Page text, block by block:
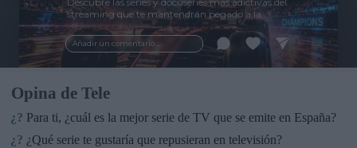
Añadir un comentario ...
streaming que te mantendrán pegado a la
pantalla. 💥 De dramas épicos a risas puras. 🏆
¡Guarda esta colección para tu próximo
maratón! 🍿🎬🎟️
Opina de Tele
¿? Para ti, ¿cuál es la mejor serie de TV que se emite en España?
¿? ¿Qué serie te gustaría que repusieran en televisión?